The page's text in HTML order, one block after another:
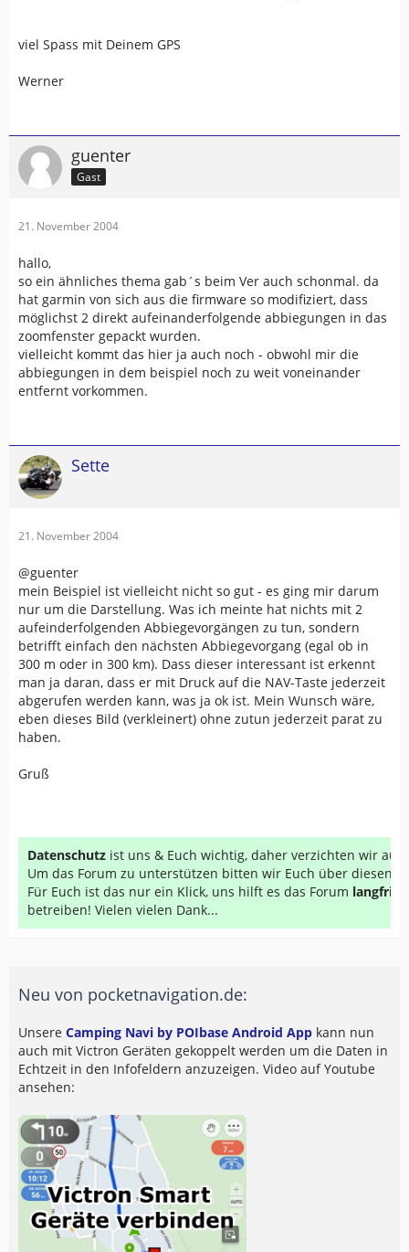
viel Spass mit Deinem GPS
Werner
guenter
Gast
21. November 2004
hallo,
so ein ähnliches thema gab´s beim Ver auch schonmal. da
hat garmin von sich aus die firmware so modifiziert, dass
möglichst 2 direkt aufeinanderfolgende abbiegungen in das
zoomfenster gepackt wurden.
vielleicht kommt das hier ja auch noch - obwohl mir die
abbiegungen in dem beispiel noch zu weit voneinander
entfernt vorkommen.
Sette
21. November 2004
@guenter
mein Beispiel ist vielleicht nicht so gut - es ging mir darum
nur um die Darstellung. Was ich meinte hat nichts mit 2
aufeinderfolgenden Abbiegevorgängen zu tun, sondern
betrifft einfach den nächsten Abbiegevorgang (egal ob in
300 m oder in 300 km). Dass dieser interessant ist erkennt
man ja daran, dass er mit Druck auf die NAV-Taste jederzeit
abgerufen werden kann, was ja ok ist. Mein Wunsch wäre,
eben dieses Bild (verkleinert) ohne zutun jederzeit parat zu
haben.
Gruß
Datenschutz ist uns & Euch wichtig, daher verzichten wir auf
Um das Forum zu unterstützen bitten wir Euch über diesen
Für Euch ist das nur ein Klick, uns hilft es das Forum
betreiben! Vielen vielen Dank...
Neu von pocketnavigation.de:
Unsere Camping Navi by POIbase Android App kann nun
auch mit Victron Geräten gekoppelt werden um die Daten in
Echtzeit in den Infofeldern anzuzeigen. Video auf Youtube
ansehen: